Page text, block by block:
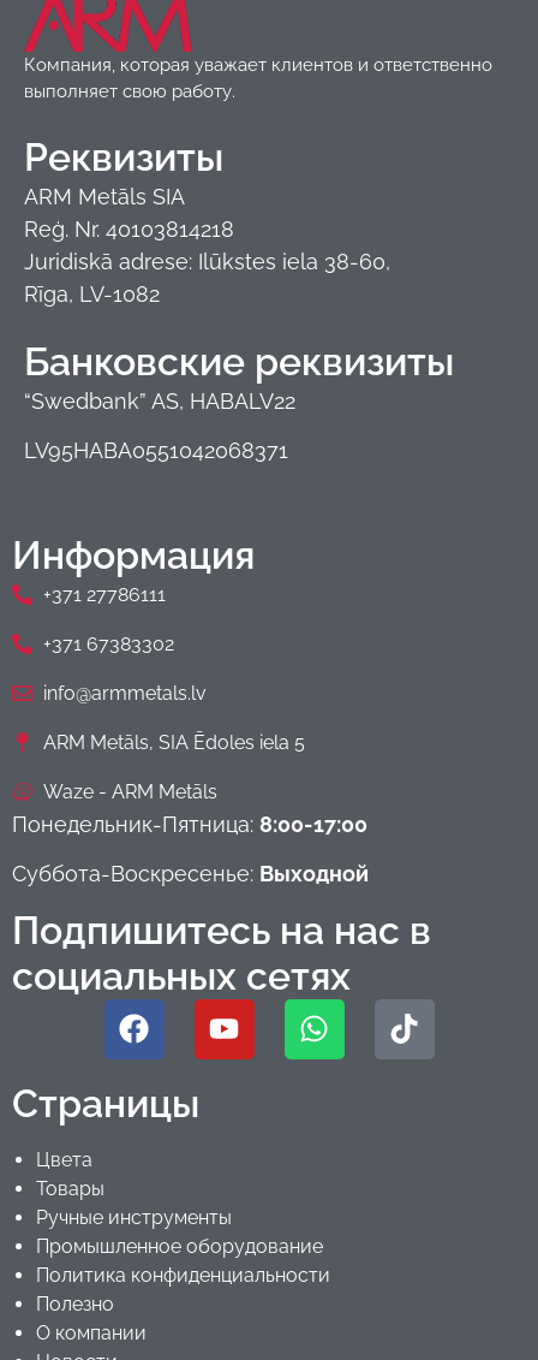
Компания, которая уважает клиентов и ответственно
выполняет свою работу.
Реквизиты
ARM Metāls SIA
Reģ. Nr. 40103814218
Juridiskā adrese: Ilūkstes iela 38-60,
Rīga, LV-1082
Банковские реквизиты
“Swedbank” AS, HABALV22
LV95HABA0551042068371
Информация
+371 27786111
+371 67383302
info@armmetals.lv
ARM Metāls, SIA Ēdoles iela 5
Waze - ARM Metāls
Понедельник-Пятница: 8:00-17:00
Суббота-Воскресенье: Выходной
Подпишитесь на нас в
социальных сетях
Страницы
Цвета
Товары
Ручные инструменты
Промышленное оборудование
Политика конфиденциальности
Полезно
О компании